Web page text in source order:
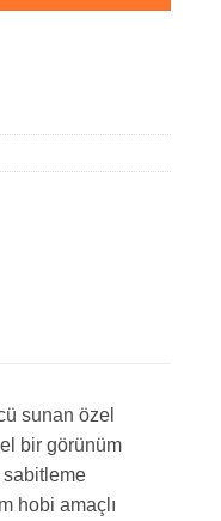
sunan özel
bir görünüm
sabitleme
hobi amaçlı